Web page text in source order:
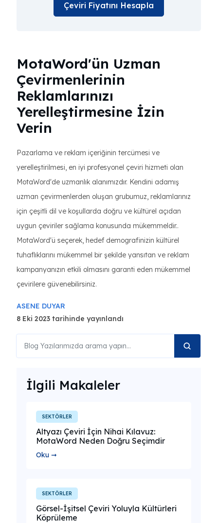
Çeviri Fiyatını Hesapla
MotaWord'ün Uzman
Çevirmenlerinin
Reklamlarınızı
Yerelleştirmesine İzin
Verin
Pazarlama ve reklam içeriğinin tercümesi ve
yerelleştirilmesi, en iyi profesyonel çeviri hizmeti olan
MotaWord'de uzmanlık alanımızdır. Kendini adamış
uzman çevirmenlerden oluşan grubumuz, reklamlarınız
için çeşitli dil ve koşullarda doğru ve kültürel açıdan
uygun çeviriler sağlama konusunda mükemmeldir..
MotaWord'ü seçerek, hedef demografinizin kültürel
tuhaflıklarını mükemmel bir şekilde yansıtan ve reklam
kampanyanızın etkili olmasını garanti eden mükemmel
çevirilere güvenebilirsiniz.
ASENE DUYAR
8 Eki 2023 tarihinde yayınlandı
İlgili Makaleler
SEKTÖRLER
Altyazı Çeviri İçin Nihai Kılavuz:
MotaWord Neden Doğru Seçimdir
Oku ➞
SEKTÖRLER
Görsel-İşitsel Çeviri Yoluyla Kültürleri
Köprüleme